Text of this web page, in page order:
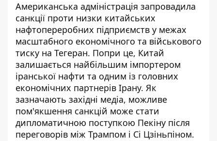
Американська адміністрація запровадила
санкції проти низки китайських
нафтопереробних підприємств у межах
масштабного економічного та військового
тиску на Тегеран. Попри це, Китай
залишається найбільшим імпортером
іранської нафти та одним із головних
економічних партнерів Ірану. Як
зазначають західні медіа, можливе
пом'якшення санкцій може стати
дипломатичною поступкою Пекіну після
переговорів між Трампом і Сі Цзіньпіном.